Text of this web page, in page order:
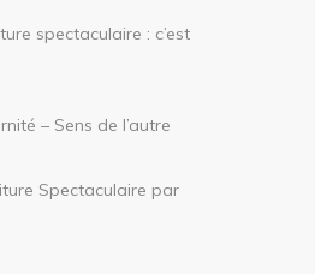
spectaculaire : c’est
– Sens de l’autre
Spectaculaire par